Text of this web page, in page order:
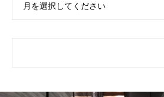
月を選択してください